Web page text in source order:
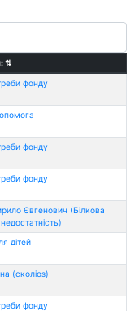
⇅
фонду
фонду
фонду
Євгенович (Білкова
дiтей
(сколіоз)
фонду